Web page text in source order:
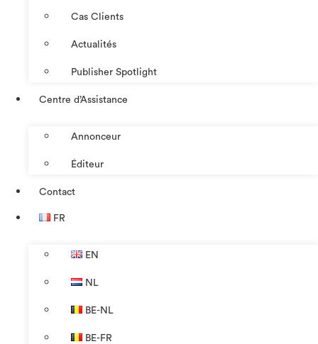
Cas Clients
Actualités
Publisher Spotlight
Centre d’Assistance
Annonceur
Éditeur
Contact
FR
EN
NL
BE-NL
BE-FR